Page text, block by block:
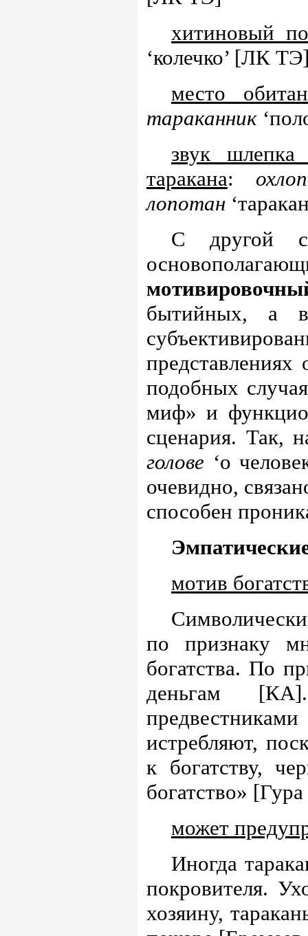
хитиновый
‘колечко’ [ЛК
место
тараканник
звук
таракана:
лопотан
С другой
бытийных, а
подобных
миф» и
сценария. Так,
голове ‘о
очевидно,
способен
мотив
по признаку
богатства. По
деньгам
истребляют,
к богатству,
богатство»
может
Иногда
покровителя.
хозяину,